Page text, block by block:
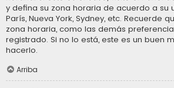
y defina su zona horaria de acuerdo a su
París, Nueva York, Sydney, etc. Recuerde
zona horaria, como las demás
registrado. Si no lo está, este es un buen
hacerlo.
Arriba